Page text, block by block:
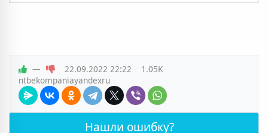
— 22.09.2022 22:22
1.05K
ntbekompaniayandexru
Нашли ошибку?